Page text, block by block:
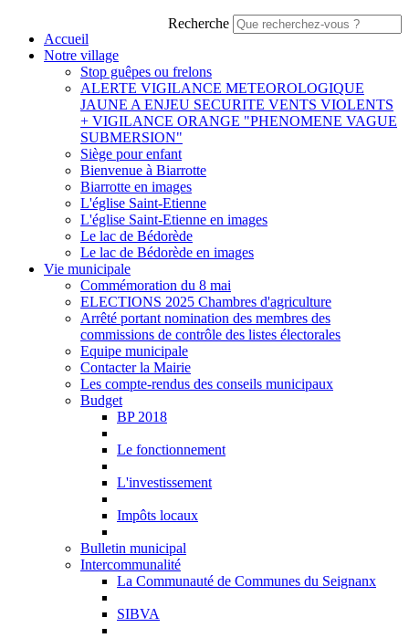
Recherche
Accueil
Notre village
Stop guêpes ou frelons
ALERTE VIGILANCE METEOROLOGIQUE
JAUNE A ENJEU SECURITE VENTS VIOLENTS
+ VIGILANCE ORANGE "PHENOMENE VAGUE
SUBMERSION"
Siège pour enfant
Bienvenue à Biarrotte
Biarrotte en images
L'église Saint-Etienne
L'église Saint-Etienne en images
Le lac de Bédorède
Le lac de Bédorède en images
Vie municipale
Commémoration du 8 mai
ELECTIONS 2025 Chambres d'agriculture
Arrêté portant nomination des membres des
commissions de contrôle des listes électorales
Equipe municipale
Contacter la Mairie
Les compte-rendus des conseils municipaux
Budget
BP 2018
Le fonctionnement
L'investissement
Impôts locaux
Bulletin municipal
Intercommunalité
La Communauté de Communes du Seignanx
SIBVA